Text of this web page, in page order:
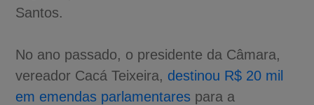
Santos.
No ano passado, o presidente da Câmara,
vereador Cacá Teixeira, destinou R$ 20 mil
em emendas parlamentares para a